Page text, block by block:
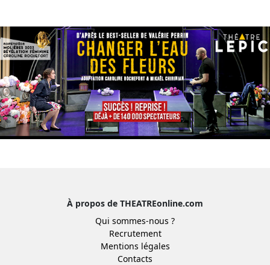
À propos de THEATREonline.com
Qui sommes-nous ?
Recrutement
Mentions légales
Contacts